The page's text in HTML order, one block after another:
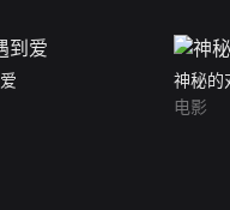
神秘的
电影